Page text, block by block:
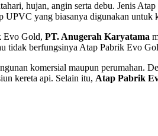
hujan, angin serta debu. Jenis Atap
UPVC yang biasanya digunakan untuk
Evo Gold, PT. Anugerah Karyatama
tidak berfungsinya Atap Pabrik Evo
komersial maupun perumahan.
kereta api. Selain itu, Atap Pabrik